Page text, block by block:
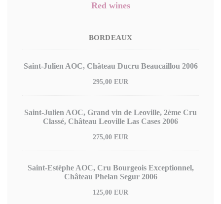
Red wines
BORDEAUX
Saint-Julien AOC, Château Ducru Beaucaillou 2006
295,00 EUR
Saint-Julien AOC, Grand vin de Leoville, 2ème Cru
Classé, Château Leoville Las Cases 2006
275,00 EUR
Saint-Estèphe AOC, Cru Bourgeois Exceptionnel,
Château Phelan Segur 2006
125,00 EUR